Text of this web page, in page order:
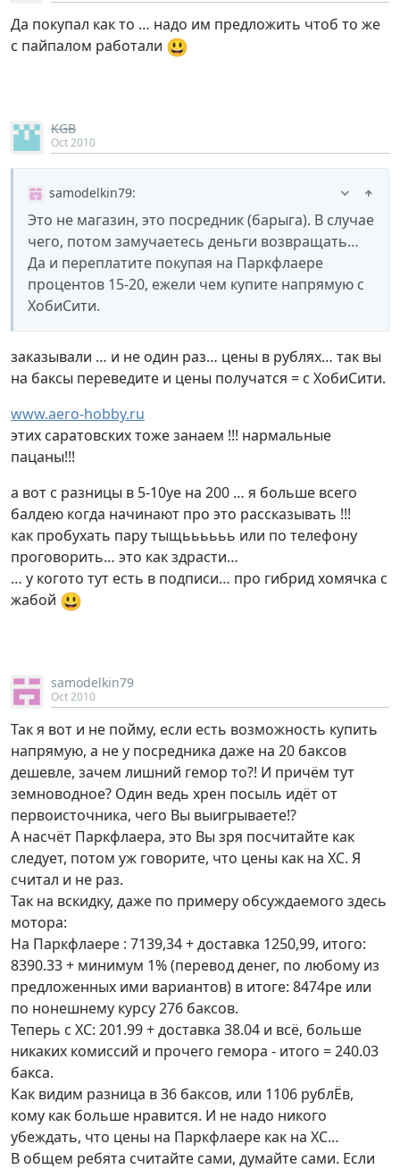
Да покупал как то … надо им предложить чтоб то же
с пайпалом работали 😃
KGB
Oct 2010
samodelkin79:
Это не магазин, это посредник (барыга). В случае
чего, потом замучаетесь деньги возвращать…
Да и переплатите покупая на Паркфлаере
процентов 15-20, ежели чем купите напрямую с
ХобиСити.
заказывали … и не один раз… цены в рублях… так вы
на баксы переведите и цены получатся = с ХобиСити.
www.aero-hobby.ru
этих саратовских тоже занаем !!! нармальные
пацаны!!!
а вот с разницы в 5-10уе на 200 … я больше всего
балдею когда начинают про это рассказывать !!!
как пробухать пару тыщьььььь или по телефону
проговорить… это как здрасти…
… у когото тут есть в подписи… про гибрид хомячка с
жабой 😃
samodelkin79
Oct 2010
Так я вот и не пойму, если есть возможность купить
напрямую, а не у посредника даже на 20 баксов
дешевле, зачем лишний гемор то?! И причём тут
земноводное? Один ведь хрен посыль идёт от
первоисточника, чего Вы выигрываете!?
А насчёт Паркфлаера, это Вы зря посчитайте как
следует, потом уж говорите, что цены как на ХС. Я
считал и не раз.
Так на вскидку, даже по примеру обсуждаемого здесь
мотора:
На Паркфлаере : 7139,34 + доставка 1250,99, итого:
8390.33 + минимум 1% (перевод денег, по любому из
предложенных ими вариантов) в итоге: 8474ре или
по нонешнему курсу 276 баксов.
Теперь с ХС: 201.99 + доставка 38.04 и всё, больше
никаких комиссий и прочего гемора - итого = 240.03
бакса.
Как видим разница в 36 баксов, или 1106 рублЁв,
кому как больше нравится. И не надо никого
убеждать, что цены на Паркфлаере как на ХС…
В общем ребята считайте сами, думайте сами. Если